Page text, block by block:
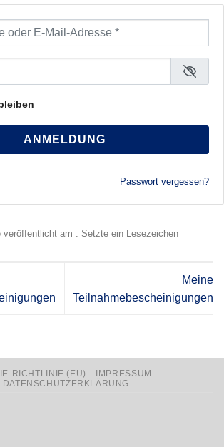
E-Mail-Adresse
ANMELDUNG
Passwort vergessen?
veröffentlicht am . Setzte ein Lesezeichen
Meine
Teilnahmebescheinigungen
RICHTLINIE (EU)
IMPRESSUM
DATENSCHUTZERKLÄRUNG